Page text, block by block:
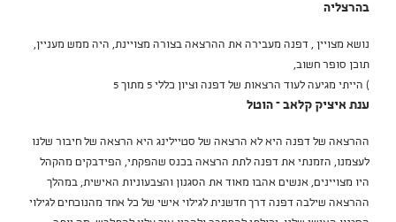
בהרצליה
נושא מצויין , דפנה מעבירה את ההרצאה בצורה מצויינת, היה ממש מעניין,
תוכן סופר חשוב,
) הייתי מגיעה לעוד הרצאות של דפנה וציון כללי 5 מתוך 5
ענת איציק קלאב – הוטל
ההרצאה של דפנה היא לא הרצאה של סטיילינג היא הרצאה של חיבור שלנו
לעצמנו, הזמנתי את דפנה לתת הרצאה בכנס שהפקתי, הפידבקים מהקהל
היו מצויינים, אנשים אהבו מאוד את הסגנון והצבעוניות האישית, במהלך
ההרצאה שילבה דפנה דרך חדשנית לגילוי אישי של כל אחד מהנוכחים לגילוי